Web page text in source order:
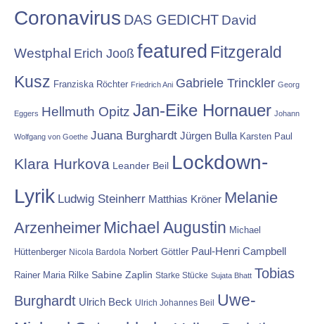
Coronavirus DAS GEDICHT David
Westphal Erich Jooß featured Fitzgerald
Kusz Franziska Röchter Friedrich Ani Gabriele Trinckler Georg
Eggers Hellmuth Opitz Jan-Eike Hornauer Johann
Wolfgang von Goethe Juana Burghardt Jürgen Bulla Karsten Paul
Klara Hurkova Leander Beil Lockdown-
Lyrik Ludwig Steinherr Matthias Kröner Melanie
Arzenheimer Michael Augustin Michael
Hüttenberger Nicola Bardola Norbert Göttler Paul-Henri Campbell
Rainer Maria Rilke Sabine Zaplin Starke Stücke Sujata Bhatt Tobias
Burghardt Ulrich Beck Ulrich Johannes Beil Uwe-